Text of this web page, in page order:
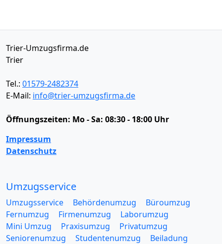
Trier-Umzugsfirma.de
Trier
Tel.: 01579-2482374
E-Mail: info@trier-umzugsfirma.de
Öffnungszeiten: Mo - Sa: 08:30 - 18:00 Uhr
Impressum
Datenschutz
Umzugsservice
Umzugsservice Behördenumzug
Büroumzug
Fernumzug
Firmenumzug
Laborumzug
Mini Umzug
Praxisumzug
Privatumzug
Seniorenumzug
Studentenumzug
Beiladung